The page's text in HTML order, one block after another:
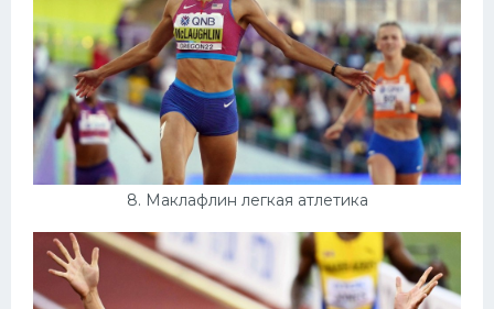
8. Маклафлин легкая атлетика